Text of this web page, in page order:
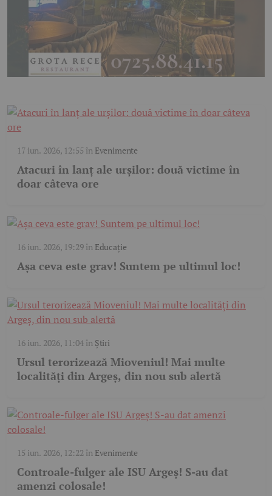
17 iun. 2026, 12:55 în Evenimente
Atacuri în lanț ale urșilor: două victime în
doar câteva ore
16 iun. 2026, 19:29în Educație
Așa ceva este grav! Suntem pe ultimul loc!
16 iun. 2026, 11:04în Știri
Ursul terorizează Mioveniul! Mai multe
localități din Argeș, din nou sub alertă
15 iun. 2026, 12:22 în Evenimente
Controale-fulger ale ISU Argeș! S-au dat
amenzi colosale!